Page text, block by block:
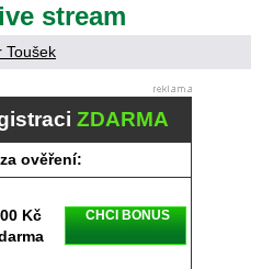
stream
Toušek
ZDARMA
ověření:
Kč
CHCI BONUS